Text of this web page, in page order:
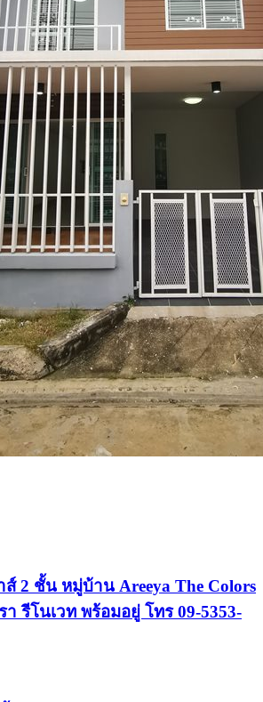
2 ชั้น หมู่บ้าน Areeya The Colors
รีโนเวท พร้อมอยู่ โทร 09-5353-